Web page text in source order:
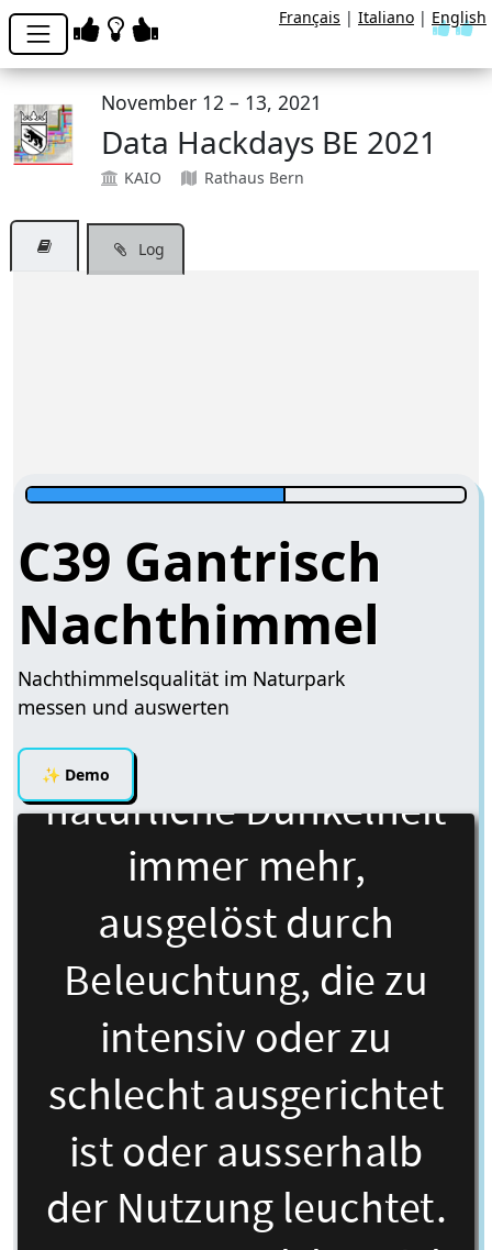
November 12 – 13, 2021
Data Hackdays BE 2021
KAIO Rathaus Bern
Log
C39 Gantrisch
Nachthimmel
Nachthimmelsqualität im Naturpark
messen und auswerten
✨ Demo
Français | Italiano | English